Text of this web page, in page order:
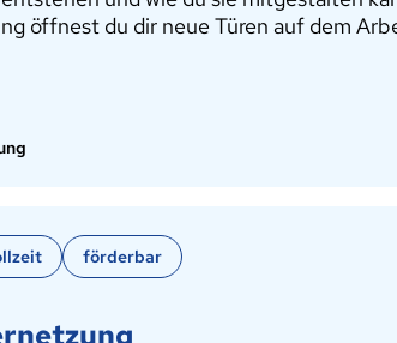
öffnest du dir neue Türen auf dem
förderbar